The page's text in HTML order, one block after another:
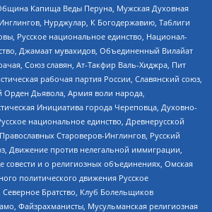
Капища Веды Перуна, Мужская Духовная
Нурджулар, К Богодержавию, Таблиги
Русское национальное единство, Национал-
Джамаат мувахидов, Объединенный Вилайат
Союз славян, Ат-Такфир Валь-Хиджра, Пит
рабочая партия России, Славянский союз,
Дьявола, Армия воли народа,
Инициатива города Череповца, Духовно-
национальное единство, Древнерусской
Староверов-Инглингов, Русский
Движение против нелегальной иммиграции,
совести и о религиозных объединениях, Омская
политического движения Русское
Братство, Клуб Болельщиков
Файзрахманисты, Мусульманская религиозная